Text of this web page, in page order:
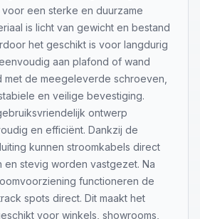
voor een sterke en duurzame
is licht van gewicht en bestand
het geschikt is voor langdurig
aan plafond of wand
de meegeleverde schroeven,
en veilige bevestiging.
ontwerp
en efficiënt. Dankzij de
kunnen stroomkabels direct
en stevig worden vastgezet. Na
functioneren de
spots direct. Dit maakt het
voor winkels, showrooms,